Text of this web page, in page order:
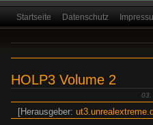
Startseite Datenschutz
HOLP3 Volume 2
03.
[Herausgeber: